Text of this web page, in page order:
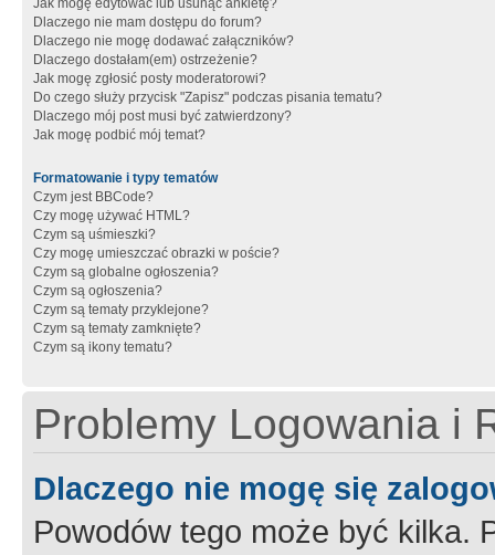
Jak mogę edytować lub usunąć ankietę?
Dlaczego nie mam dostępu do forum?
Dlaczego nie mogę dodawać załączników?
Dlaczego dostałam(em) ostrzeżenie?
Jak mogę zgłosić posty moderatorowi?
Do czego służy przycisk "Zapisz" podczas pisania tematu?
Dlaczego mój post musi być zatwierdzony?
Jak mogę podbić mój temat?
Formatowanie i typy tematów
Czym jest BBCode?
Czy mogę używać HTML?
Czym są uśmieszki?
Czy mogę umieszczać obrazki w poście?
Czym są globalne ogłoszenia?
Czym są ogłoszenia?
Czym są tematy przyklejone?
Czym są tematy zamknięte?
Czym są ikony tematu?
Problemy Logowania i
Dlaczego nie mogę się
Powodów tego może być kilka.